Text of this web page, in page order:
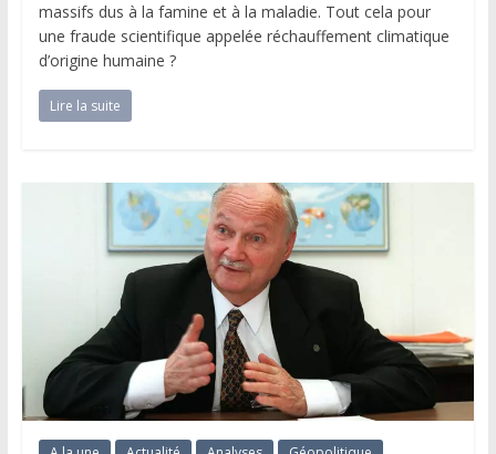
massifs dus à la famine et à la maladie. Tout cela pour
une fraude scientifique appelée réchauffement climatique
d’origine humaine ?
Lire la suite